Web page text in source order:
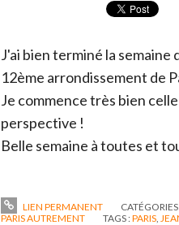
J'ai bien terminé la semaine
12ème arrondissement de
Je commence très bien
perspective !
Belle semaine à toutes et
LIEN PERMANENT
PARIS AUTREMENT
TAGS :PARIS,